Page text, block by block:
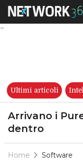
Ultimi articoli
Arrivano i
dentro
Home Software